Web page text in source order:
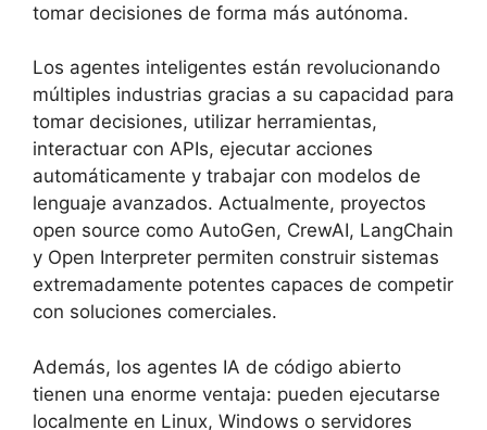
tomar decisiones de forma más autónoma.
Los agentes inteligentes están revolucionando
múltiples industrias gracias a su capacidad para
tomar decisiones, utilizar herramientas,
interactuar con APIs, ejecutar acciones
automáticamente y trabajar con modelos de
lenguaje avanzados. Actualmente, proyectos
open source como AutoGen, CrewAI, LangChain
y Open Interpreter permiten construir sistemas
extremadamente potentes capaces de competir
con soluciones comerciales.
Además, los agentes IA de código abierto
tienen una enorme ventaja: pueden ejecutarse
localmente en Linux, Windows o servidores